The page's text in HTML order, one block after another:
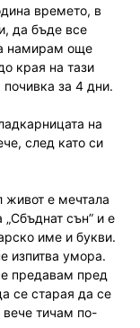
времето, в
да бъде все
намирам още
края на тази
за 4 дни.
на
след като си
живот е мечтала
сън” и е
име и букви.
изпитва умора.
предавам пред
се старая да се
тичам по-